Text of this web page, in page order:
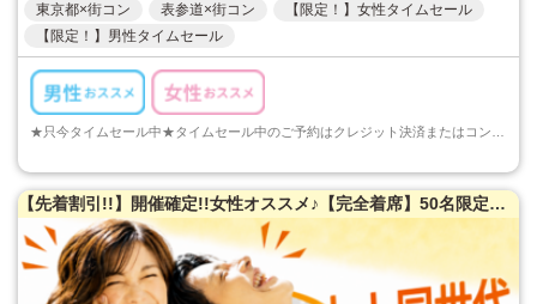
東京都×街コン 表参道×街コン
【限定！】女性タイムセール
【限定！】男性タイムセール
【先着割引!!】開催確定!!女性オススメ♪【完全着席】50名限定★大人同世代恋活パーティー♪